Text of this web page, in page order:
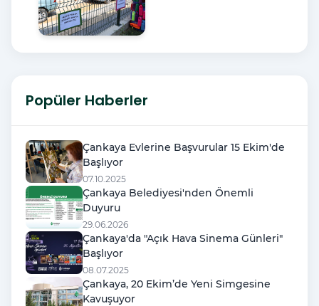
Popüler Haberler
Çankaya Evlerine Başvurular 15 Ekim'de
Başlıyor
07.10.2025
Çankaya Belediyesi'nden Önemli
Duyuru
29.06.2026
Çankaya'da "Açık Hava Sinema Günleri"
Başlıyor
08.07.2025
Çankaya, 20 Ekim’de Yeni Simgesine
Kavuşuyor